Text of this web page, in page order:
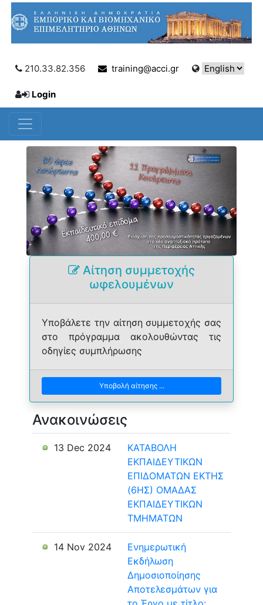
210.33.82.356 training@acci.gr
Login
Αίτηση συμμετοχής
ωφελουμένων
Υποβάλετε την αίτηση συμμετοχής σας
στο πρόγραμμα ακολουθώντας τις
οδηγίες συμπλήρωσης
Υποβολή αίτησης ...
Ανακοινώσεις
13 Dec 2024
ΚΑΤΑΒΟΛΗ
ΕΚΠΑΙΔΕΥΤΙΚΩΝ
ΕΠΙΔΟΜΑΤΩΝ ΕΚΤΗΣ
(6ΗΣ) ΟΜΑΔΑΣ
ΕΚΠΑΙΔΕΥΤΙΚΩΝ
ΤΜΗΜΑΤΩΝ
14 Nov 2024
Ενημερωτική
Εκδήλωση
Δημοσιοποίησης
Αποτελεσμάτων για